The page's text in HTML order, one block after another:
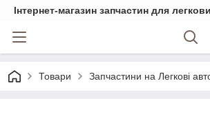
Інтернет-магазин запчастин для
Товари Запчастини на Легкові